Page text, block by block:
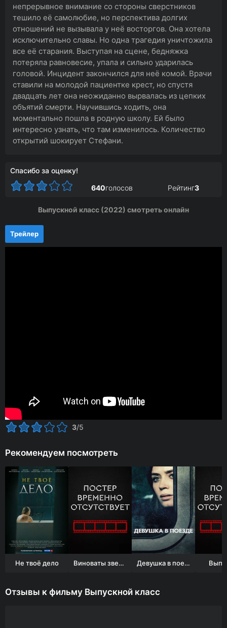
непрерывное внимание со стороны сверстников
тешило её самолюбие, но перспектива долгих
отношений не вызывала у неё восторгов. Она хотела
исключительно славы. Но одна трагедия уничтожила
все её старания. Выступая на сцене, бедняжка
потеряла равновесие, упала и сильно ударилась
головой. Инцидент закончился для неё комой. Врачи
ставили на молодой пациентке крест, но спустя
двадцать лет она неожиданно вырвалась из цепких
объятий смерти. Научившись ходить, она
моментально пошла в родную школу. Ей было
интересно узнать, что там изменилось. Количество
открытий шокирует Стефани.
Спасибо за оценку!
640голосов Рейтинг3
Выпускной класс (2022) смотреть онлайн
Трейлер
3/5
Рекомендуем посмотреть
Не твоё дело Виноваты звезды Девушка в поезде
Отзывы к фильму Выпускной класс